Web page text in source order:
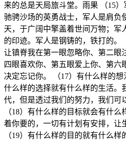
来的总是天局旅斗堂。雨果 （15
驰骋沙场的英勇战士，军人是肩负
天，于广阔中擎盖着世间万物；军
的印迹。军人是钢铸的，铁打的。
让镇脊我在第一眼忽略你、第二眼
四眼喜欢你、第五眼爱上你、第六
决定忘记你。 （17）有什么样的
什么样的选择就有什么样的生活。
代，但是透过我们的努力，我们可
（18）有什么样的目标就会有什
着你要的，一切有计划有安排，让
（19）有什么样的目的就有什么样